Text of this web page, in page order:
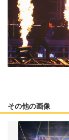
その他の画像